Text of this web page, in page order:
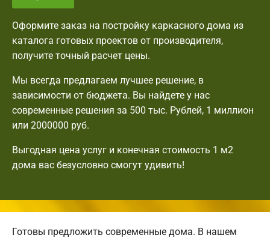
Оформите заказ на постройку каркасного дома из
каталога готовых проектов от производителя,
получите точный расчет цены.
Мы всегда предлагаем лучшее решение, в
зависимости от бюджета. Вы найдете у нас
современные решения за 500 тыс. Рублей, 1 миллион
или 2000000 руб.
Выгодная цена услуг и конечная стоимость 1 м2
дома вас безусловно смогут удивить!
Готовы предложить современные дома. В нашем